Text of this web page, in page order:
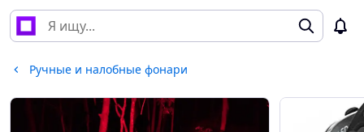
Ручные и налобные фонари